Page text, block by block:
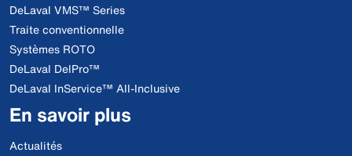
DeLaval VMS™ Series
Traite conventionnelle
Systèmes ROTO
DeLaval DelPro™
DeLaval InService™ All-Inclusive
En savoir plus
Actualités